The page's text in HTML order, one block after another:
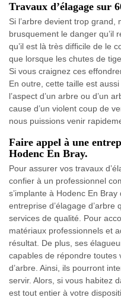
Travaux d’élagage sur
Si l’arbre devient trop grand,
brusquement le danger qu’il
qu’il est là très difficile de le
que lorsque les chutes de
Si vous craignez ces
En outre, cette taille est
l’aspect d’un arbre ou d’un
cause d’un violent coup de
nous puissions venir
Faire appel à une
Hodenc En Bray.
Pour assurer vos travaux
confier à un professionnel
s’implante à Hodenc En Bray
entreprise d’élagage
services de qualité. Pour
matériaux professionnels et
résultat. De plus, ses
capables de répondre toutes
d’arbre. Ainsi, ils pourront
servir. Alors, si vous habitez
est tout entier à votre